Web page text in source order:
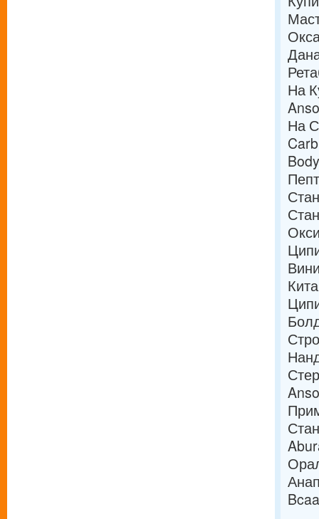
На
На